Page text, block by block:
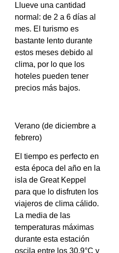
Llueve una cantidad
normal: de 2 a 6 días al
mes. El turismo es
bastante lento durante
estos meses debido al
clima, por lo que los
hoteles pueden tener
precios más bajos.
Verano (de diciembre a
febrero)
El tiempo es perfecto en
esta época del año en la
isla de Great Keppel
para que lo disfruten los
viajeros de clima cálido.
La media de las
temperaturas máximas
durante esta estación
oscila entre los 30,9°C y